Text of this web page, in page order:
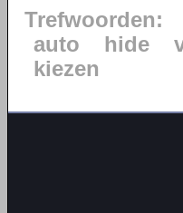
Trefwoorden:
auto
hide
kiezen